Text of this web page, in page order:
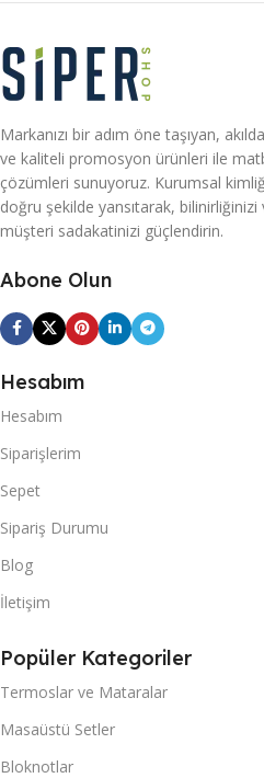
Markanızı bir adım öne taşıyan, akılda
ve kaliteli promosyon ürünleri ile
çözümleri sunuyoruz. Kurumsal
doğru şekilde yansıtarak, bilinirliğinizi
müşteri sadakatinizi güçlendirin.
Abone Olun
Hesabım
Hesabım
Siparişlerim
Sepet
Sipariş Durumu
Blog
İletişim
Popüler Kategoriler
Termoslar ve Mataralar
Masaüstü Setler
Bloknotlar